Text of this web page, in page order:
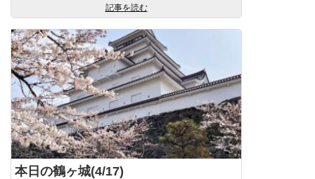
記事を読む
本日の鶴ヶ城(4/17)